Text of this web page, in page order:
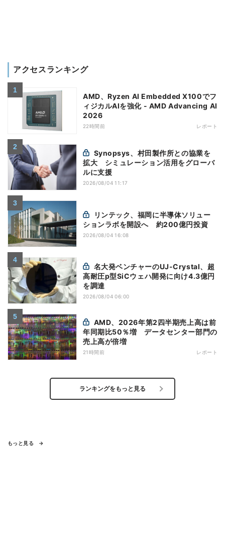
アクセスランキング
AMD、Ryzen AI Embedded X100でフ
ィジカルAIを強化 - AMD Advancing AI
2026
22時間前 レポート
拡大 シミュレーション活用をグローバ
ルに支援
2026/08/04 11:17
ションラボを開設へ 約200億円投資
2026/08/04 16:08
高耐圧p型SiCウェハ開発に向け4.3億円
を調達
2026/08/04 06:00
年同期比50％増 データセンター部門の
売上高が倍増
21時間前 レポート
ランキングをもっと見る
もっと見る